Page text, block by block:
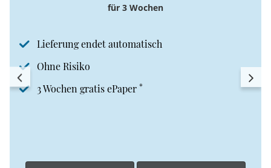
für 3 Wochen
Lieferung endet automatisch
Ohne Risiko
3 Wochen gratis ePaper *